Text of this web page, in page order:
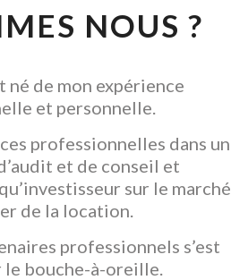
NOUS ?
né de mon expérience
et personnelle.
professionnelles dans un
et de conseil et
sur le marché
de la location.
professionnels s’est
bouche-à-oreille.